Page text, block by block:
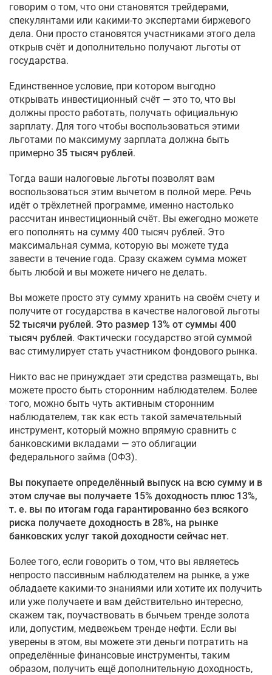
говорим о том, что они становятся трейдерами,
спекулянтами или какими-то экспертами биржевого
дела. Они просто становятся участниками этого дела
открыв счёт и дополнительно получают льготы от
государства.
Единственное условие, при котором выгодно
открывать инвестиционный счёт — это то, что вы
должны просто работать, получать официальную
зарплату. Для того чтобы воспользоваться этими
льготами по максимуму зарплата должна быть
примерно 35 тысяч рублей.
Тогда ваши налоговые льготы позволят вам
воспользоваться этим вычетом в полной мере. Речь
идёт о трёхлетней программе, именно настолько
рассчитан инвестиционный счёт. Вы ежегодно можете
его пополнять на сумму 400 тысяч рублей. Это
максимальная сумма, которую вы можете туда
завести в течение года. Сразу скажем сумма может
быть любой и вы можете ничего не делать.
Вы можете просто эту сумму хранить на своём счету и
получите от государства в качестве налоговой льготы
52 тысячи рублей. Это размер 13% от суммы 400
тысяч рублей. Фактически государство этой суммой
вас стимулирует стать участником фондового рынка.
Никто вас не принуждает эти средства размещать, вы
можете просто быть сторонним наблюдателем. Более
того, можно быть чуть активным сторонним
наблюдателем, так как есть такой замечательный
инструмент, который можно впрямую сравнить с
банковскими вкладами — это облигации
федерального займа (ОФЗ).
Вы покупаете определённый выпуск на всю сумму и в
этом случае вы получаете 15% доходность плюс 13%,
т. е. вы по итогам года гарантированно без всякого
риска получаете доходность в 28%, на рынке
банковских услуг такой доходности сейчас нет.
Более того, если говорить о том, что вы являетесь
непросто пассивным наблюдателем на рынке, а уже
обладаете какими-то знаниями или хотите их получить
или уже получаете и вам действительно интересно,
скажем так, поучаствовать в бычьем тренде золота
или, допустим, медвежьем тренде нефти. Если вы
уверены в этом, вы можете эти деньги потратить на
определённые финансовые инструменты, таким
образом, получить ещё дополнительную доходность,